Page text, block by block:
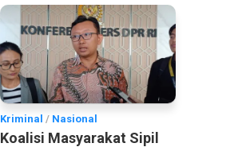
Kriminal / Nasional
Koalisi Masyarakat Sipil